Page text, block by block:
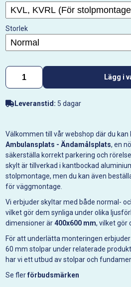
Storlek
Lägg i
Leveranstid: 5 dagar
Välkommen till vår webshop där du kan
Ambulansplats - Ändamålsplats, en
säkerställa korrekt parkering och
skylt är tillverkad i kantbockad
stolpmontage, men du kan även
för väggmontage.
Vi erbjuder skyltar med både normal-
vilket gör dem synliga under olika
dimensioner är400x600 mm, vilket gör
För att underlätta monteringen
60 mm stolpar under relaterade
har vi ett utbud av stolpar och
Se flerförbudsmärken